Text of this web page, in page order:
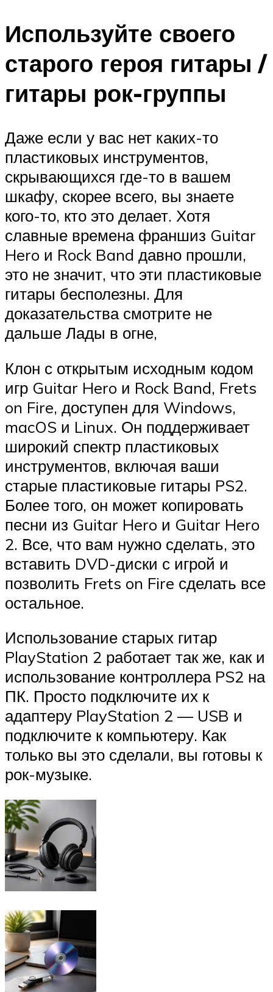
Используйте своего
старого героя гитары /
гитары рок-группы
Даже если у вас нет каких-то
пластиковых инструментов,
скрывающихся где-то в вашем
шкафу, скорее всего, вы знаете
кого-то, кто это делает. Хотя
славные времена франшиз Guitar
Hero и Rock Band давно прошли,
это не значит, что эти пластиковые
гитары бесполезны. Для
доказательства смотрите не
дальше Лады в огне,
Клон с открытым исходным кодом
игр Guitar Hero и Rock Band, Frets
on Fire, доступен для Windows,
macOS и Linux. Он поддерживает
широкий спектр пластиковых
инструментов, включая ваши
старые пластиковые гитары PS2.
Более того, он может копировать
песни из Guitar Hero и Guitar Hero
2. Все, что вам нужно сделать, это
вставить DVD-диски с игрой и
позволить Frets on Fire сделать все
остальное.
Использование старых гитар
PlayStation 2 работает так же, как и
использование контроллера PS2 на
ПК. Просто подключите их к
адаптеру PlayStation 2 — USB и
подключите к компьютеру. Как
только вы это сделали, вы готовы к
рок-музыке.